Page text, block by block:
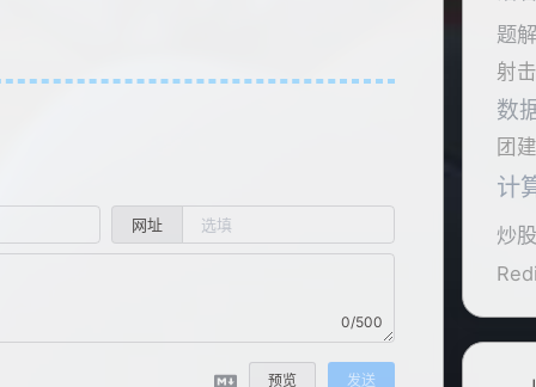
网址
0/500
预览 发送
题解
射
数
团建
计
炒股